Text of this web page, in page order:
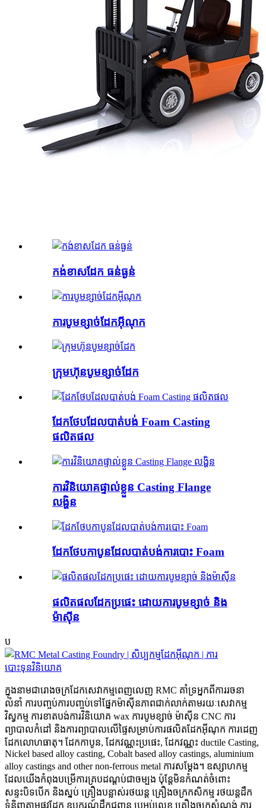
កង់ខាសដែក ធន់ធ្ងន់
ការបូមខ្សាច់ដែកអ៊ីណុក
ក្រុមហ៊ុនបូមខ្សាច់ដែក
ដែកថែបដែលបាត់បង់ Foam Casting
ផលិតផល
ការវិនិយោគផ្ទាល់ខ្លួន Casting Flange
លង្ហិន
ដែកថែបកាបូនដែលបាត់បង់ការបោះ Foam
ផលិតផលដែកប្រផេះ ដោយការបូមខ្សាច់ និង
ម៉ាស៊ីន
ប
ក្នុងនាមជារោងចក្រដែកសេវាកម្មពេញលេញ RMC គាំទ្រអ្នកពីការរចនា
លំនាំ ការបញ្ចប់ការបញ្ចប់ទៅផ្នែកម៉ាស៊ីនភាពជាក់លាក់តាមរយៈសេវាកម្ម
វិស្វកម្ម ការខាតបង់ការវិនិយោគ wax ការបូមខ្សាច់ ម៉ាស៊ីន CNC ការ
ព្យាបាលកំដៅ និងការព្យាបាលលើផ្ទៃសម្រាប់ការផលិតដែកអ៊ីណុក ការដេញ
ដែកលោហធាតុ។ ដែកកាបូន, ដែកវណ្ណះប្រផេះ, ដែកវណ្ណះ ductile Casting,
Nickel based alloy casting, Cobalt based alloy castings, aluminium
alloy castings and other non-ferrous metal ការសម្ដែង។ ឧស្សាហកម្ម
ដែលយើងកំពុងបម្រើការគ្របដណ្តប់ជាចម្បង ប៉ុន្តែមិនកំណត់ចំពោះ
សន្ទះបិទបើក និងស្នប់ គ្រឿងបន្លាស់រថយន្ត គ្រឿងចក្រកសិកម្ម រថយន្តដឹក
ទំនិញតាមផ្លូវដែក ឧបករណ៍ដឹកជញ្ជូន ប្រអប់លេខ គ្រឿងចក្រសំណង់ ការ